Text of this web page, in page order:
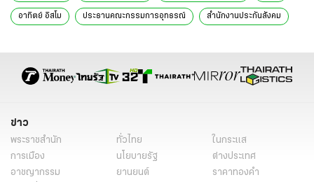
อาทิตย์ อิสโม ประธานคณะกรรมการอุทธรณ์ สำนักงานประกันสังคม
ข่าวทั่วไป
ข่าว
พระราชสำนัก ทั่วไทย
ในกระแส
การเมือง
นโยบายรัฐ
ต่างประเทศ
อาชญากรรม
ยานยนต์
ราคาทองคำ